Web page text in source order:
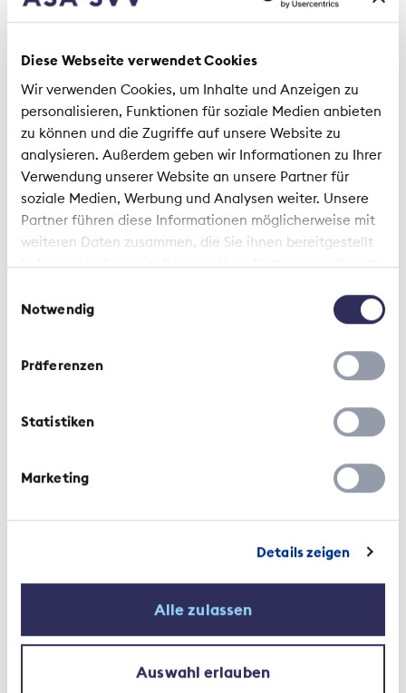
Diese Webseite verwendet Cookies
Wir verwenden Cookies, um Inhalte und Anzeigen zu
personalisieren, Funktionen für soziale Medien anbieten
zu können und die Zugriffe auf unsere Website zu
analysieren. Außerdem geben wir Informationen zu Ihrer
Verwendung unserer Website an unsere Partner für
soziale Medien, Werbung und Analysen weiter. Unsere
Partner führen diese Informationen möglicherweise mit
weiteren Daten zusammen, die Sie ihnen bereitgestellt
haben oder die sie im Rahmen Ihrer Nutzung der Dienste
Notwendig
Präferenzen
Statistiken
Marketing
Details zeigen
Alle zulassen
Auswahl erlauben
Durabilité Changement climatique
Environnement Zahlen & Fakten
Rapport de l'ASA | 27 juin 2024
Corpus de règles | 30 avril 2025
d’écoblanchiment